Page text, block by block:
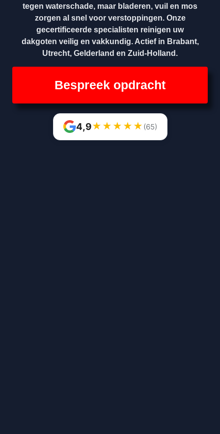
tegen waterschade, maar bladeren, vuil en mos
zorgen al snel voor verstoppingen. Onze
gecertificeerde specialisten reinigen uw
dakgoten veilig en vakkundig. Actief in Brabant,
Utrecht, Gelderland en Zuid-Holland.
Bespreek opdracht
4,9★ ★ ★ ★ ★ (65)